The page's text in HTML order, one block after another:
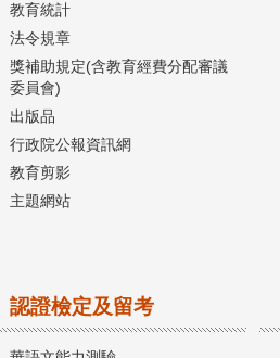
教育統計
法令規章
獎補助規定(含教育經費分配審議
委員會)
出版品
行政院公報資訊網
教育剪影
主題網站
認證檢定及留考